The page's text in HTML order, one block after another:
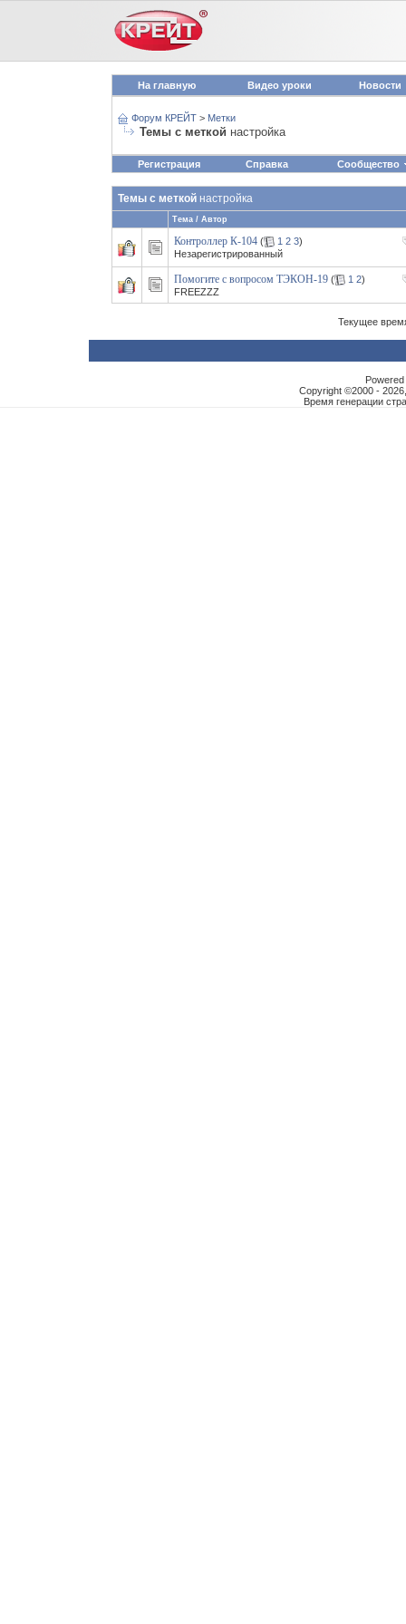
На главную Видео уроки Новости
Форум КРЕЙТ > Метки
Темы с меткой настройка
Регистрация Справка Сообщество
Темы с меткой настройка
Тема / Автор
Контроллер К-104 ( 1 2 3)
Незарегистрированный
Помогите с вопросом ТЭКОН-19 ( 1 2)
FREEZZZ
Текущее
Copyright ©2000 -
Время генерации